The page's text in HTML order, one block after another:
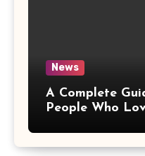
News
A Complete
People Who